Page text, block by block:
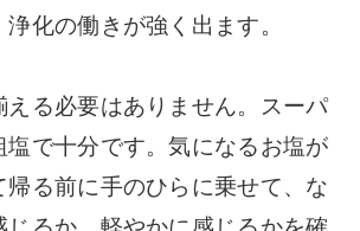
化の働きが強く出ます。
える必要はありません。スーパ
塩で十分です。気になるお塩が
帰る前に手のひらに乗せて、な